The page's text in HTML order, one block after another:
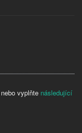
nebo vyplňte následující